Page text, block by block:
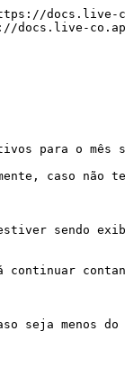
docs.live-
para o mês
caso
sendo
continuar
seja menos